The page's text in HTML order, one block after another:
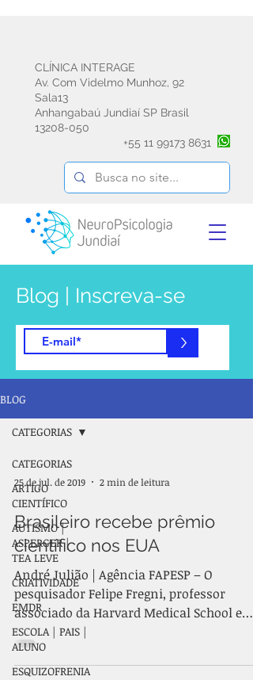
CLÍNICA INTERAGE
Av. Com Videlmo Munhoz, 92
Sala13
Anhangabaú Jundiaí SP Brasil
13208-050
+55 11 99173 8631
Blog | Inscreva-se
emdr avaliação e reabilitação
neuropsicológica
>
BLOG
CATEGORIAS
ARTIGO
CIENTÍFICO
AUTISMO |
ASPERGER |
TEA LEVE
CRIATIVIDADE
EMDR
ESCOLA | PAIS |
ALUNO
ESQUIZOFRENIA
CATEGORIAS
25 de jul. de 2019 2 min de leitura
Brasileiro recebe prêmio
científico nos EUA
André Julião | Agência FAPESP – O
pesquisador Felipe Fregni, professor
associado da Harvard Medical School e
professor visitante da...